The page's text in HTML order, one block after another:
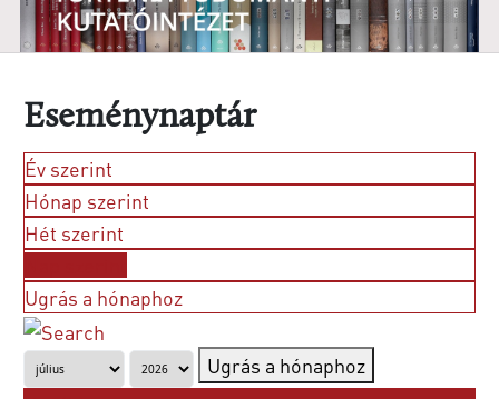
Eseménynaptár
Év szerint
Hónap szerint
Hét szerint
Ugrás a hónaphoz
Ugrás a hónaphoz